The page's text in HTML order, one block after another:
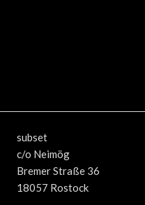
subset
c/o Neimög
Bremer Straße 36
18057 Rostock